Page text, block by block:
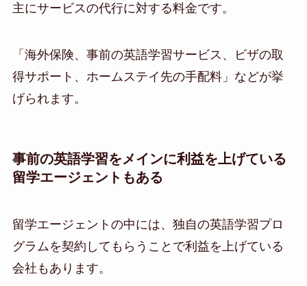
主にサービスの代行に対する料金です。
「海外保険、事前の英語学習サービス、ビザの取
得サポート、ホームステイ先の手配料」などが挙
げられます。
事前の英語学習をメインに利益を上げている
留学エージェントもある
留学エージェントの中には、独自の英語学習プロ
グラムを契約してもらうことで利益を上げている
会社もあります。